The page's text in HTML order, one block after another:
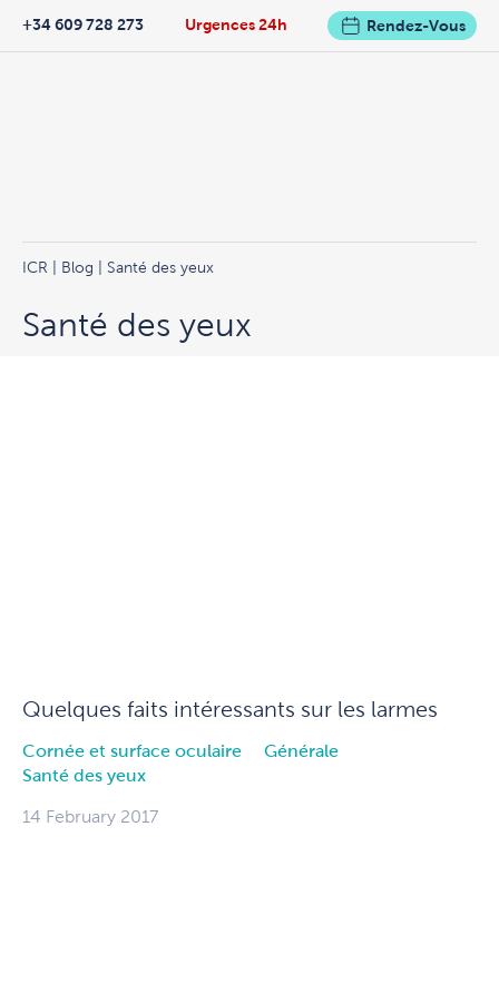
Urgences 24h
+34 609 728 273 Rendez-Vous
ICR Blog | Santé des yeux
Santé des yeux
Quelques faits intéressants sur les larmes
Cornée et surface oculaire
Générale
Santé des yeux
14 February 2017